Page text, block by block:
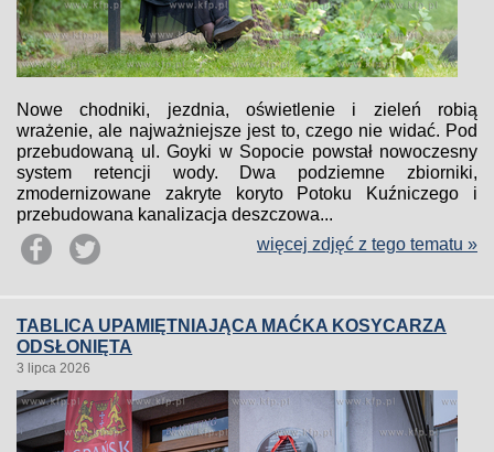
Nowe chodniki, jezdnia, oświetlenie i zieleń robią
wrażenie, ale najważniejsze jest to, czego nie widać. Pod
przebudowaną ul. Goyki w Sopocie powstał nowoczesny
system retencji wody. Dwa podziemne zbiorniki,
zmodernizowane zakryte koryto Potoku Kuźniczego i
przebudowana kanalizacja deszczowa...
więcej zdjęć z tego tematu »
TABLICA UPAMIĘTNIAJĄCA MAĆKA KOSYCARZA
ODSŁONIĘTA
3 lipca 2026